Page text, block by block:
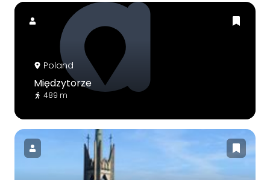
Poland
Międzytorze
489 m